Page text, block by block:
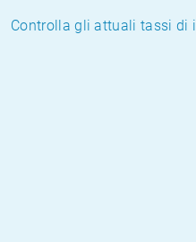
Controlla gli attuali tassi di